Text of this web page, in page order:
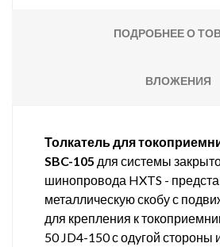
ПОДРОБНЕЕ О
ВЛОЖЕНИЯ
Толкатель для
SBC-105 для системы
шинопровода HXTS -
металлическую скобу с
для крепления к
50 JD4-150 с одyгой стороны